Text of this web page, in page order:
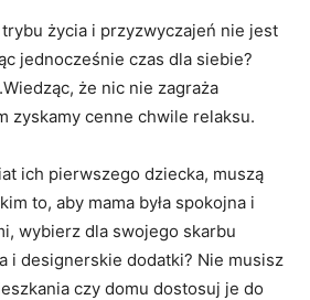
życia i przyzwyczajeń nie jest
jednocześnie czas dla siebie?
że nic nie zagraża
zyskamy cenne chwile relaksu.
ich pierwszego dziecka, muszą
to, aby mama była spokojna i
wybierz dla swojego skarbu
i designerskie dodatki? Nie musisz
czy domu dostosuj je do